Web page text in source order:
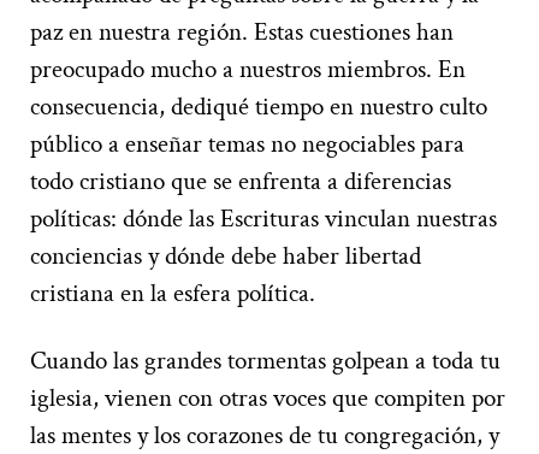
paz en nuestra región. Estas cuestiones han
preocupado mucho a nuestros miembros. En
consecuencia, dediqué tiempo en nuestro culto
público a enseñar temas no negociables para
todo cristiano que se enfrenta a diferencias
políticas: dónde las Escrituras vinculan nuestras
conciencias y dónde debe haber libertad
cristiana en la esfera política.
Cuando las grandes tormentas golpean a toda tu
iglesia, vienen con otras voces que compiten por
las mentes y los corazones de tu congregación, y